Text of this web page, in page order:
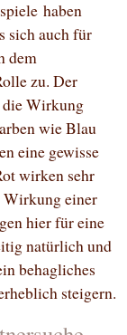
haben
sich auch für
dem
zu. Der
die Wirkung
wie Blau
eine gewisse
wirken sehr
einer
hier für eine
natürlich und
behagliches
steigern.